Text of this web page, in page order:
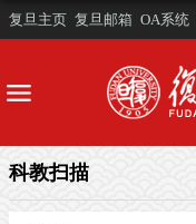
复旦主页 复旦邮箱 OA系统
科教扫描